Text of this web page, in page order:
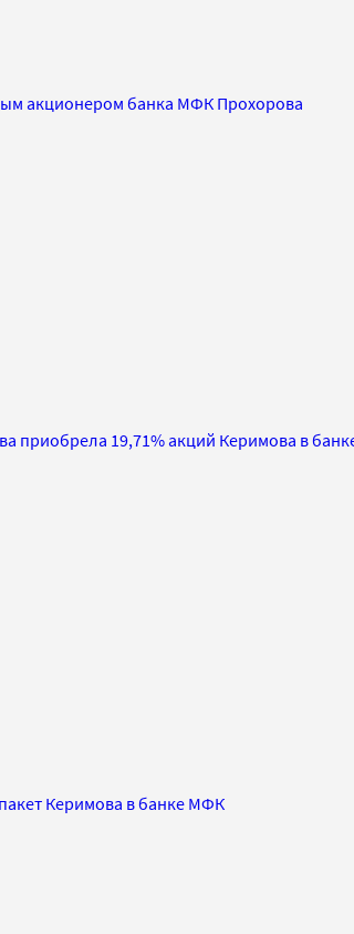
акционером банка МФК Прохорова
приобрела 19,71% акций Керимова в
Керимова в банке МФК